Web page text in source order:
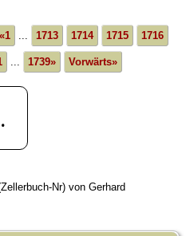
«1 ... 1713 1714 1715 1716
... 1739» Vorwärts»
Nr) von Gerhard